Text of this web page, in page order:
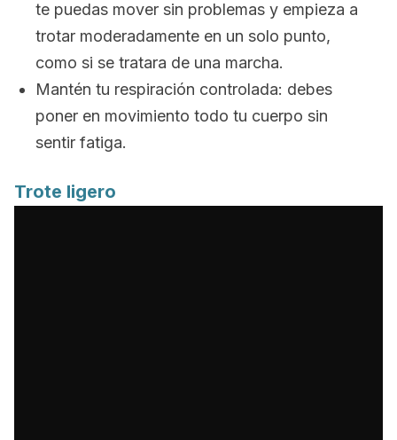
te puedas mover sin problemas y empieza a
trotar moderadamente en un solo punto,
como si se tratara de una marcha.
Mantén tu respiración controlada: debes
poner en movimiento todo tu cuerpo sin
sentir fatiga.
Trote ligero